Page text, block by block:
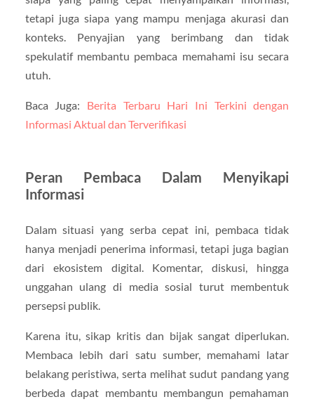
tetapi juga siapa yang mampu menjaga akurasi dan
konteks. Penyajian yang berimbang dan tidak
spekulatif membantu pembaca memahami isu secara
utuh.
Baca Juga: Berita Terbaru Hari Ini Terkini dengan
Informasi Aktual dan Terverifikasi
Peran Pembaca Dalam Menyikapi
Informasi
Dalam situasi yang serba cepat ini, pembaca tidak
hanya menjadi penerima informasi, tetapi juga bagian
dari ekosistem digital. Komentar, diskusi, hingga
unggahan ulang di media sosial turut membentuk
persepsi publik.
Karena itu, sikap kritis dan bijak sangat diperlukan.
Membaca lebih dari satu sumber, memahami latar
belakang peristiwa, serta melihat sudut pandang yang
berbeda dapat membantu membangun pemahaman